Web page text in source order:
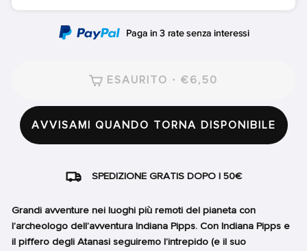
ESAURITO · €6,50
AVVISAMI QUANDO TORNA DISPONIBILE
SPEDIZIONE GRATIS DOPO I 50€
Grandi avventure nei luoghi più remoti del pianeta con
l’archeologo dell’avventura Indiana Pipps. Con Indiana Pipps e
il piffero degli Atanasi seguiremo l’intrepido (e il suo